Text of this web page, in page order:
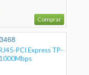
Comprar
PCI Express TP-